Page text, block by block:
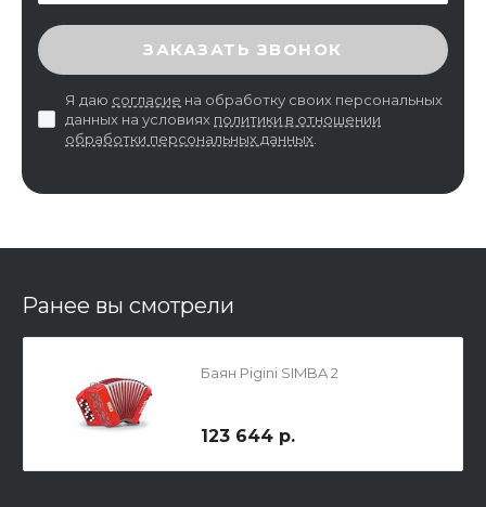
ВВЕДИТЕ ПРОВЕРОЧНЫЙ КОД
ЗАКАЗАТЬ ЗВОНОК
Я даю согласие на обработку своих персональных
данных на условиях политики в отношении
обработки персональных данных
Ранее вы смотрели
Баян Pigini SIMBA 2
123 644 р.